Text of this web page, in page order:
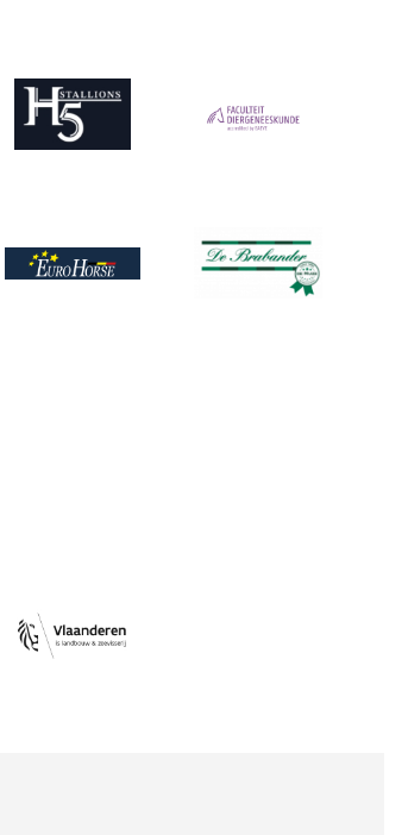
Afbeelding Afbeelding
Afbeelding
Afbeelding
Afbeelding